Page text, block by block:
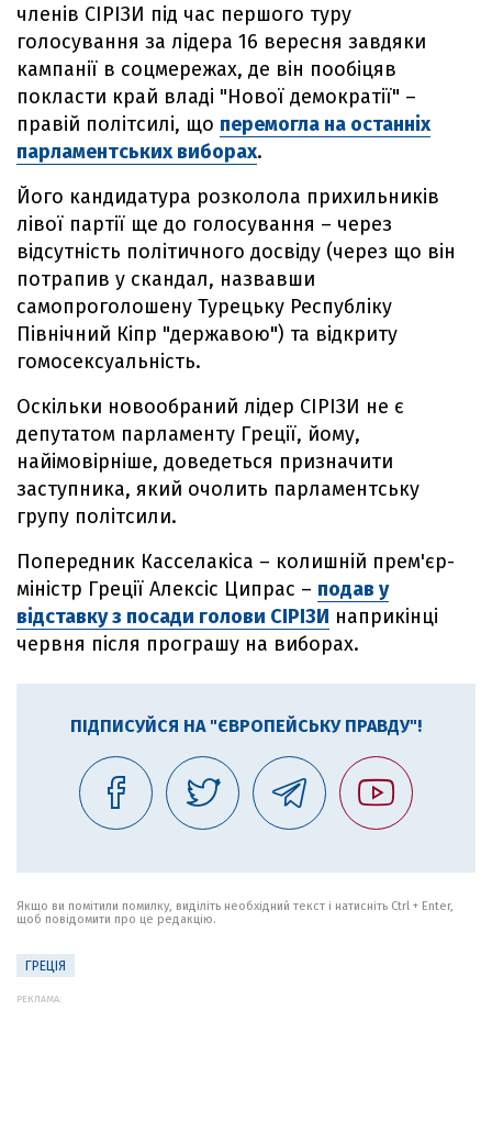
членів СІРІЗИ під час першого туру
голосування за лідера 16 вересня завдяки
кампанії в соцмережах, де він пообіцяв
покласти край владі "Нової демократії" –
правій політсилі, що перемогла на останніх
парламентських виборах.
Його кандидатура розколола прихильників
лівої партії ще до голосування – через
відсутність політичного досвіду (через що він
потрапив у скандал, назвавши
самопроголошену Турецьку Республіку
Північний Кіпр "державою") та відкриту
гомосексуальність.
Оскільки новообраний лідер СІРІЗИ не є
депутатом парламенту Греції, йому,
найімовірніше, доведеться призначити
заступника, який очолить парламентську
групу політсили.
Попередник Касселакіса – колишній прем'єр-
міністр Греції Алексіс Ципрас – подав у
відставку з посади голови СІРІЗИ наприкінці
червня після програшу на виборах.
ПІДПИСУЙСЯ НА "ЄВРОПЕЙСЬКУ ПРАВДУ"!
Якщо ви помітили помилку, виділіть необхідний текст і натисніть Ctrl + Enter,
щоб повідомити про це редакцію.
ГРЕЦІЯ
РЕКЛАМА: